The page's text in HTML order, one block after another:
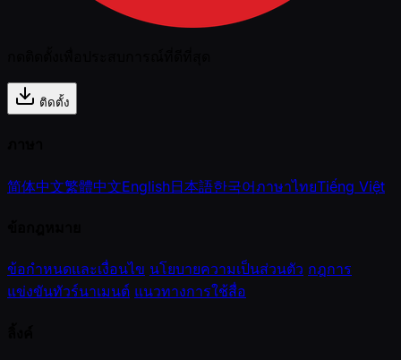
ติดตั้ง
简体中文繁體中文English日本語한국어ภาษาไทยTiếng Việt
ข้อกำหนดและเงื่อนไข นโยบายความเป็นส่วนตัว กฎการ
แข่งขันทัวร์นาเมนต์ แนวทางการใช้สื่อ